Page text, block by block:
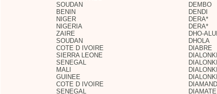
SOUDAN
DEMBO
BENIN
DENDI
NIGER
DERA*
NIGERIA
DERA*
ZAIRE
DHO-
SOUDAN
DHOLA
COTE D IVOIRE
DIABRE
SIERRA LEONE
SENEGAL
MALI
GUINEE
COTE D IVOIRE
SENEGAL
DIAMATE